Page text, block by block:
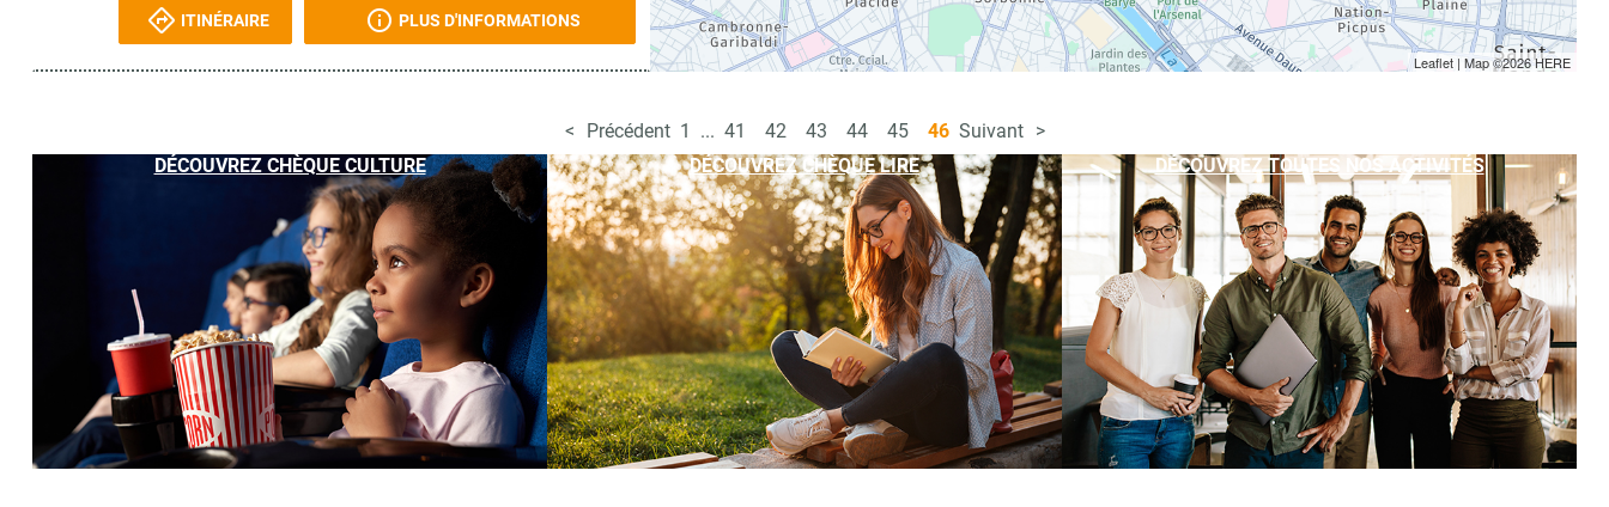
ITINÉRAIRE PLUS D'INFORMATIONS
Leaflet | Map ©2026HERE
Précédent 1 ... 41 42 43 44 45 46 Suivant
DÉCOUVREZ CHÈQUE CULTURE
DÉCOUVREZ CHÈQUE LIRE DÉCOUVREZ TOUTES NOS ACTIVITÉS